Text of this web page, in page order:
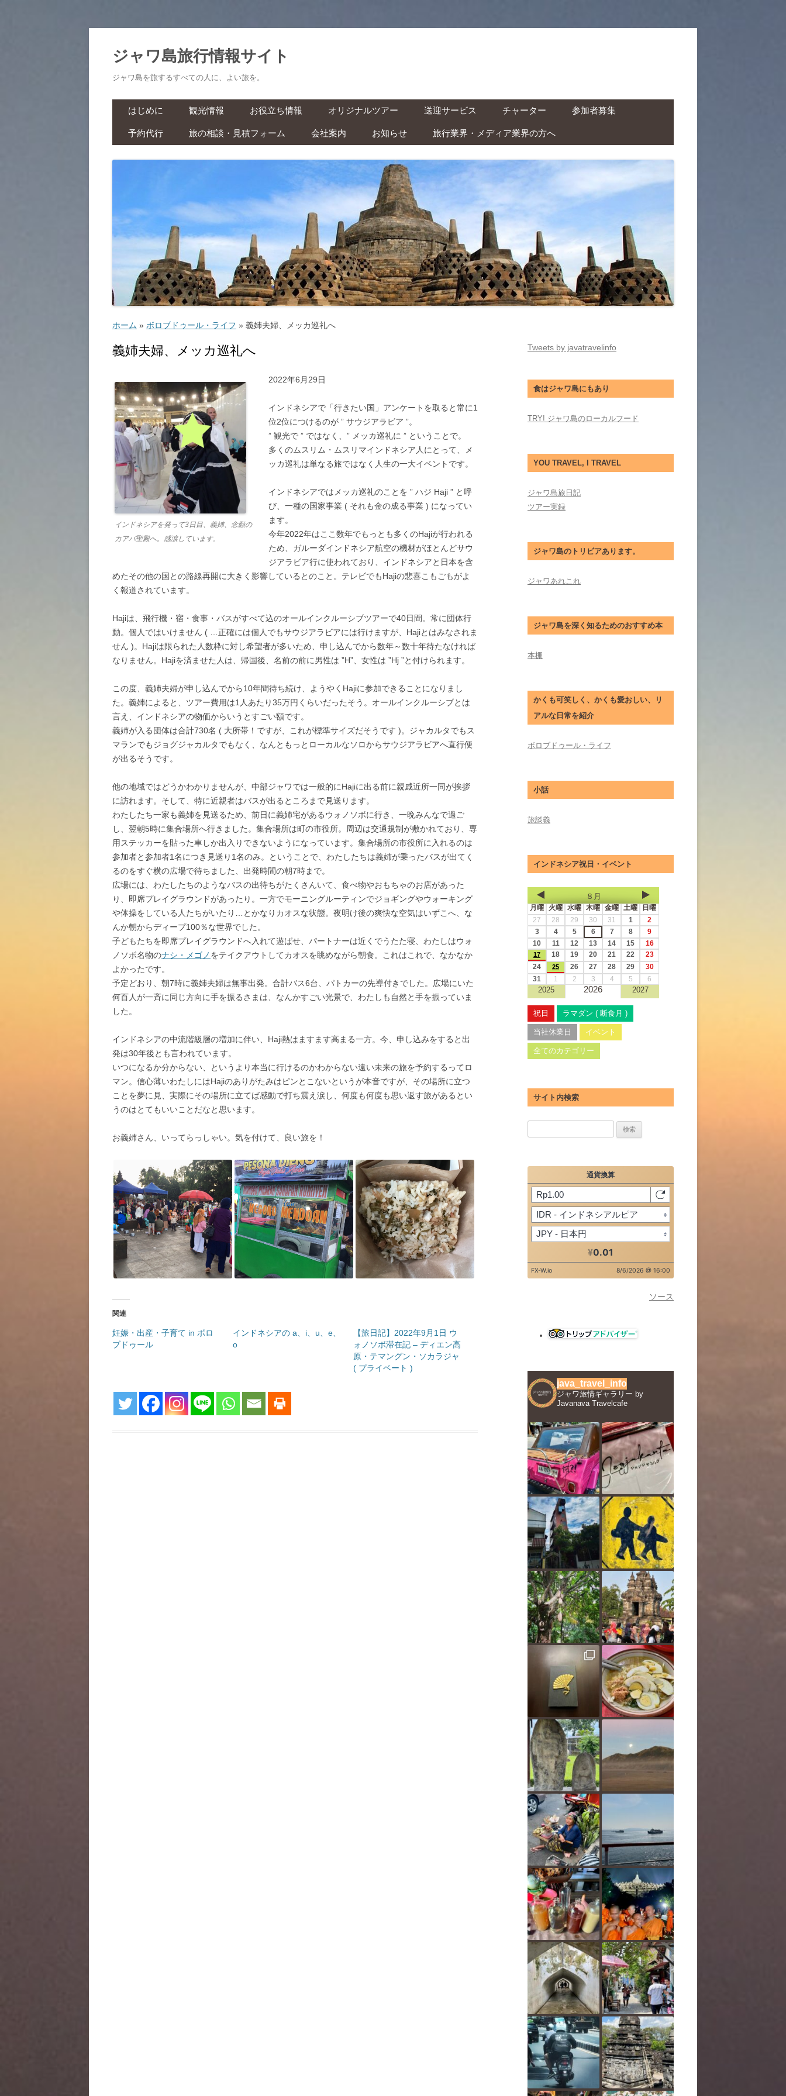
ジャワ島旅行情報サイト
ジャワ島を旅するすべての人に、よい旅を。
ン
ツ
へ
キ
ッ
プ
はじめに 観光情報 お役立ち情報
基本情報
旅の準備 ‐ ビザ・気候・時差 ‐
安全な旅のために ‐ 治安・衛
生 ‐
快適な旅のために ‐ トイレ・
お風呂・虫対策 ‐
マナーとタブー ‐ 服装・たば
こ・お酒 ‐
お金のこと ‐ 通貨・両替・チ
社会のこと ‐ 言語・物価・宗
お土産
オリジナルツアー 送迎サービス
空港送迎
駅送迎
チャーター
車チャーター ( ドライバー付
参加者募集
予約代行
ン
スパ・マッサージ
ゴルフ
旅の相談・見積フォーム 会社案内 お知らせ
ト カレンダー
ITAS(KITAS)をお持ちの方へ
学生の方へ
子ども連れの方へ
旅行業界・メディア業界の方へ
ホーム » ボロブドゥール・ライフ » 義姉夫婦、メッカ巡礼へ
義姉夫婦、メッカ巡礼へ
インドネシアを発って3日目、義姉、念願の
カアバ聖殿へ。感涙しています。
2022年6月29日
インドネシアで「行きたい国」アンケートを取ると常に1
位2位につけるのが ” サウジアラビア ”。
” 観光で ” ではなく、” メッカ巡礼に ” ということで。
多くのムスリム・ムスリマインドネシア人にとって、メ
ッカ巡礼は単なる旅ではなく人生の一大イベントです。
インドネシアではメッカ巡礼のことを ” ハジ Haji ” と呼
び、一種の国家事業 ( それも金の成る事業 ) になってい
ます。
今年2022年はここ数年でもっとも多くのHajiが行われる
ため、ガルーダインドネシア航空の機材がほとんどサウ
ジアラビア行に使われており、インドネシアと日本を含
めたその他の国との路線再開に大きく影響しているとのこと。テレビでもHajiの悲喜こもごもがよ
く報道されています。
Hajiは、飛行機・宿・食事・バスがすべて込のオールインクルーシブツアーで40日間。常に団体行
動。個人ではいけません ( …正確には個人でもサウジアラビアには行けますが、Hajiとはみなされま
せん )。Hajiは限られた人数枠に対し希望者が多いため、申し込んでから数年～数十年待たなければ
なりません。Hajiを済ませた人は、帰国後、名前の前に男性は ”H”、女性は ”Hj ”と付けられます。
この度、義姉夫婦が申し込んでから10年間待ち続け、ようやくHajiに参加できることになりまし
た。義姉によると、ツアー費用は1人あたり35万円くらいだったそう。オールインクルーシブとは
言え、インドネシアの物価からいうとすごい額です。
義姉が入る団体は合計730名 ( 大所帯！ですが、これが標準サイズだそうです )。ジャカルタでもス
マランでもジョグジャカルタでもなく、なんともっとローカルなソロからサウジアラビアへ直行便
が出るそうです。
他の地域ではどうかわかりませんが、中部ジャワでは一般的にHajiに出る前に親戚近所一同が挨拶
に訪れます。そして、特に近親者はバスが出るところまで見送ります。
わたしたち一家も義姉を見送るため、前日に義姉宅があるウォノソボに行き、一晩みんなで過ご
し、翌朝5時に集合場所へ行きました。集合場所は町の市役所。周辺は交通規制が敷かれており、専
用ステッカーを貼った車しか出入りできないようになっています。集合場所の市役所に入れるのは
参加者と参加者1名につき見送り1名のみ。ということで、わたしたちは義姉が乗ったバスが出てく
るのをすぐ横の広場で待ちました、出発時間の朝7時まで。
広場には、わたしたちのようなバスの出待ちがたくさんいて、食べ物やおもちゃのお店があった
り、即席プレイグラウンドがあったり。一方でモーニングルーティンでジョギングやウォーキング
や体操をしている人たちがいたり…とかなりカオスな状態。夜明け後の爽快な空気はいずこへ、な
んか朝からディープ100％な世界でした。
子どもたちを即席プレイグラウンドへ入れて遊ばせ、パートナーは近くでうたた寝、わたしはウォ
ノソボ名物のナシ・メゴノ をテイクアウトしてカオスを眺めながら朝食。これはこれで、なかなか
よかったです。
予定どおり、朝7時に義姉夫婦は無事出発。合計バス6台、パトカーの先導付きでした。広場にいた
何百人が一斉に同じ方向に手を振るさまは、なんかすごい光景で、わたしも自然と手を振っていま
した。
インドネシアの中流階級層の増加に伴い、Haji熱はますます高まる一方。今、申し込みをすると出
発は30年後とも言われています。
いつになるか分からない、というより本当に行けるのかわからない遠い未来の旅を予約するってロ
マン。信心薄いわたしにはHajiのありがたみはピンとこないというが本音ですが、その場所に立つ
ことを夢に見、実際にその場所に立てば感動で打ち震え涙し、何度も何度も思い返す旅があるとい
うのはとてもいいことだなと思います。
お義姉さん、いってらっしゃい。気を付けて、良い旅を！
関連
妊娠・出産・子育て in ボロ
ブドゥール
インドネシアの a、i、u、e、
o
【旅日記】2022年9月1日 ウ
ォノソボ滞在記 – ディエン高
原・テマングン・ソカラジャ
( プライベート )
Tweets by javatravelinfo
食はジャワ島にもあり
TRY! ジャワ島のローカルフード
YOU TRAVEL, I TRAVEL
ジャワ島旅日記
ツアー実録
ジャワ島のトリビアあります。
ジャワあれこれ
ジャワ島を深く知るためのおすすめ本
本棚
かくも可笑しく、かくも愛おしい、リ
アルな日常を紹介
ボロブドゥール・ライフ
小話
旅談義
インドネシア祝日・イベント
８月
月曜 火曜 水曜 木曜 金曜 土曜
日曜
27
28 29 30 31 1
2
3
4 5 6 7 8
9
10
11 12 13 14 15 16
17 18 19 20 21 22
23
24
25 26 27 28 29
30
31
1 2 3 4 5 6
2025 2026 2027
祝日 ラマダン ( 断食月 )
当社休業日 イベント
全てのカテゴリー
サイト内検索
ソース
java_travel_info
ジャワ旅情ギャラリー by
Javanava Travelcafe